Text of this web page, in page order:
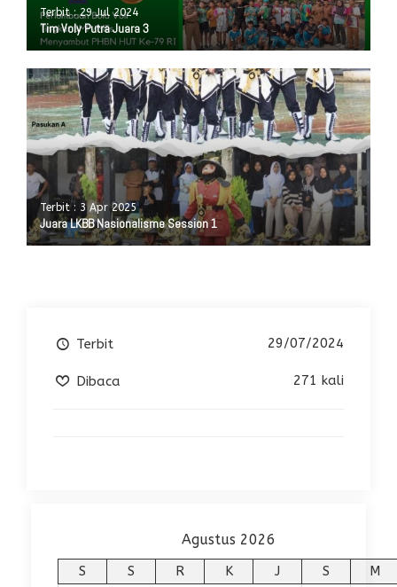
Terbit : 29 Jul 2024
Tim Voly Putra Juara 3
Terbit : 3 Apr 2025
Juara LKBB Nasionalisme Session 1
Terbit 29/07/2024
Dibaca 271 kali
Agustus 2026
S S R K J S M